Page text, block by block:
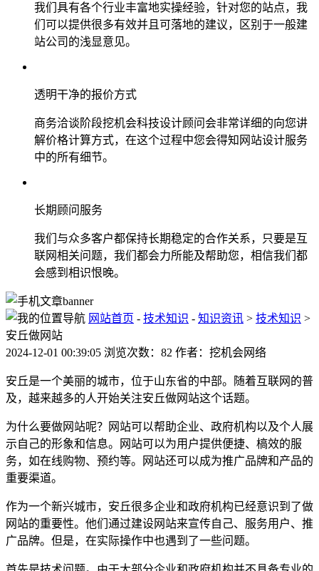
我们具有各个行业丰富地实操经验，针对您的站点，我
们可以提供很多有效并且可落地的建议，区别于一般建
站公司的浅显意见。
透明干净的报价方式
商务洽谈阶段挖机会科技设计顾问会非常详细的向您讲
解价格计算方式，在这个过程中您会得知网站设计服务
中的所有细节。
长期顾问服务
我们与众多客户都保持长期稳定的合作关系，只要是互
联网相关问题，我们都会力所能及帮助您，相信我们都
会感到相识恨晚。
网站首页 - 技术知识 - 知识资讯 > 技术知识 >
安丘做网站
2024-12-01 00:39:05 浏览次数：82 作者：挖机会网络
安丘是一个美丽的城市，位于山东省的中部。随着互联网的普
及，越来越多的人开始关注安丘做网站这个话题。
为什么要做网站呢？网站可以帮助企业、政府机构以及个人展
示自己的形象和信息。网站可以为用户提供便捷、槁效的服
务，如在线购物、预约等。网站还可以成为推广品牌和产品的
重要渠道。
作为一个新兴城市，安丘很多企业和政府机构已经意识到了做
网站的重要性。他们通过建设网站来宣传自己、服务用户、推
广品牌。但是，在实际操作中也遇到了一些问题。